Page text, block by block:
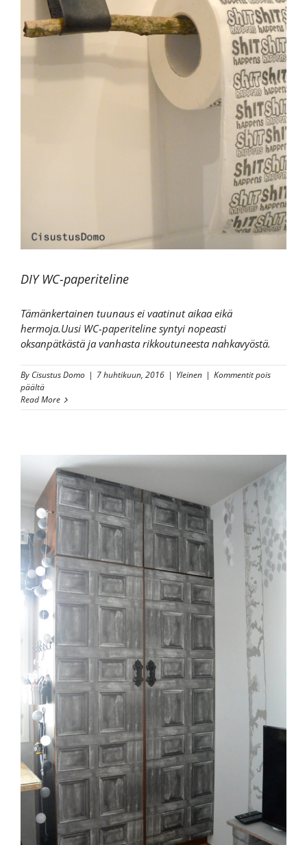
DIY WC-paperiteline
Tämänkertainen tuunaus ei vaatinut aikaa eikä
hermoja.Uusi WC-paperiteline syntyi nopeasti
oksanpätkästä ja vanhasta rikkoutuneesta nahkavyöstä.
By Cisustus Domo | 7 huhtikuun, 2016 | Yleinen | Kommentit pois
päältäartikkelissa
DIY
WC-
Read More